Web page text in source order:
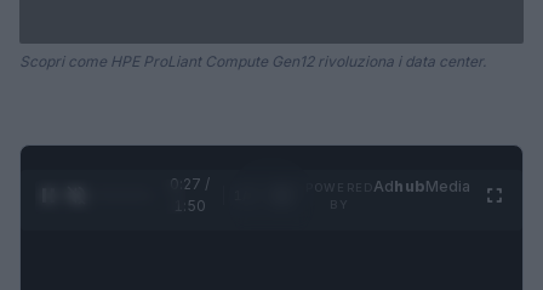
Scopri come HPE ProLiant Compute Gen12 rivoluziona i data center.
0:28 /
1:50
AdhubMedia